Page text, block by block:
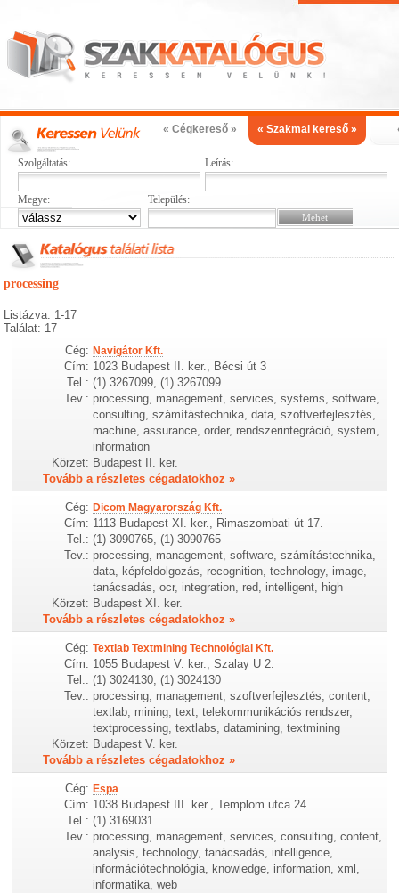
« Cégkereső » « Szakmai kereső »
Szolgáltatás: Leírás:
Megye: Település:
processing
Listázva: 1-17
Találat: 17
Cég: Navigátor Kft.
Cím: 1023 Budapest II. ker., Bécsi út 3
Tel.: (1) 3267099, (1) 3267099
Tev.: processing, management, services, systems, software,
consulting, számítástechnika, data, szoftverfejlesztés,
machine, assurance, order, rendszerintegráció, system,
information
Körzet: Budapest II. ker.
Tovább a részletes cégadatokhoz »
Cég: Dicom Magyarország Kft.
Cím: 1113 Budapest XI. ker., Rimaszombati út 17.
Tel.: (1) 3090765, (1) 3090765
Tev.: processing, management, software, számítástechnika,
data, képfeldolgozás, recognition, technology, image,
tanácsadás, ocr, integration, red, intelligent, high
Körzet: Budapest XI. ker.
Tovább a részletes cégadatokhoz »
Cég: Textlab Textmining Technológiai Kft.
Cím: 1055 Budapest V. ker., Szalay U 2.
Tel.: (1) 3024130, (1) 3024130
Tev.: processing, management, szoftverfejlesztés, content,
textlab, mining, text, telekommunikációs rendszer,
textprocessing, textlabs, datamining, textmining
Körzet: Budapest V. ker.
Tovább a részletes cégadatokhoz »
Cég: Espa
Cím: 1038 Budapest III. ker., Templom utca 24.
Tel.: (1) 3169031
Tev.: processing, management, services, consulting, content,
analysis, technology, tanácsadás, intelligence,
információtechnológia, knowledge, information, xml,
informatika, web